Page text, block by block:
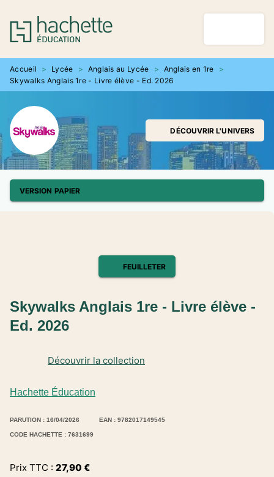
MENU RECHERCHE
PIED DE PAGE
Accueil > Lycée > Anglais au Lycée > Anglais en 1re
>
Skywalks Anglais 1re - Livre élève - Ed. 2026
DÉCOUVRIR L'UNIVERS
VERSION PAPIER
FEUILLETER
Hachette Éducation
Découvrir la collection
Skywalks Anglais 1re - Livre élève -
Ed. 2026
PARUTION : 16/04/2026 EAN : 9782017149545
CODE HACHETTE : 7631699
Prix TTC : 27,90 €